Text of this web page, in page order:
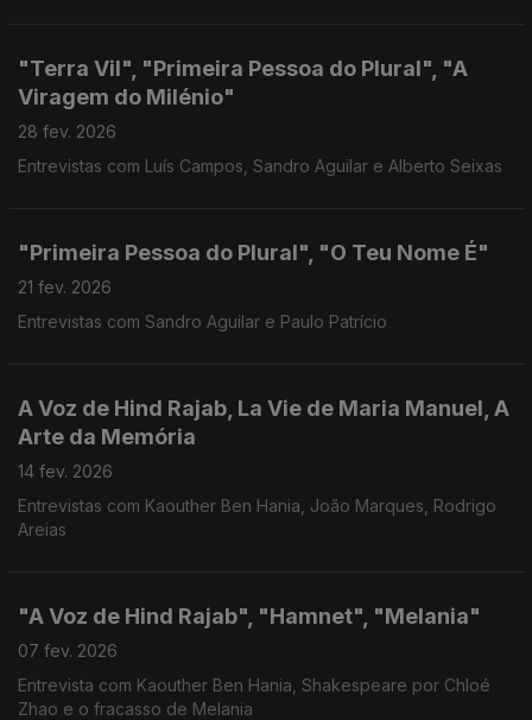
"Terra Vil", "Primeira Pessoa do Plural", "A
Viragem do Milénio"
28 fev. 2026
Entrevistas com Luís Campos, Sandro Aguilar e Alberto Seixas
"Primeira Pessoa do Plural", "O Teu Nome É"
21 fev. 2026
Entrevistas com Sandro Aguilar e Paulo Patrício
A Voz de Hind Rajab, La Vie de Maria Manuel, A
Arte da Memória
14 fev. 2026
Entrevistas com Kaouther Ben Hania, João Marques, Rodrigo
Areias
"A Voz de Hind Rajab", "Hamnet", "Melania"
07 fev. 2026
Entrevista com Kaouther Ben Hania, Shakespeare por Chloé
Zhao e o fracasso de Melania